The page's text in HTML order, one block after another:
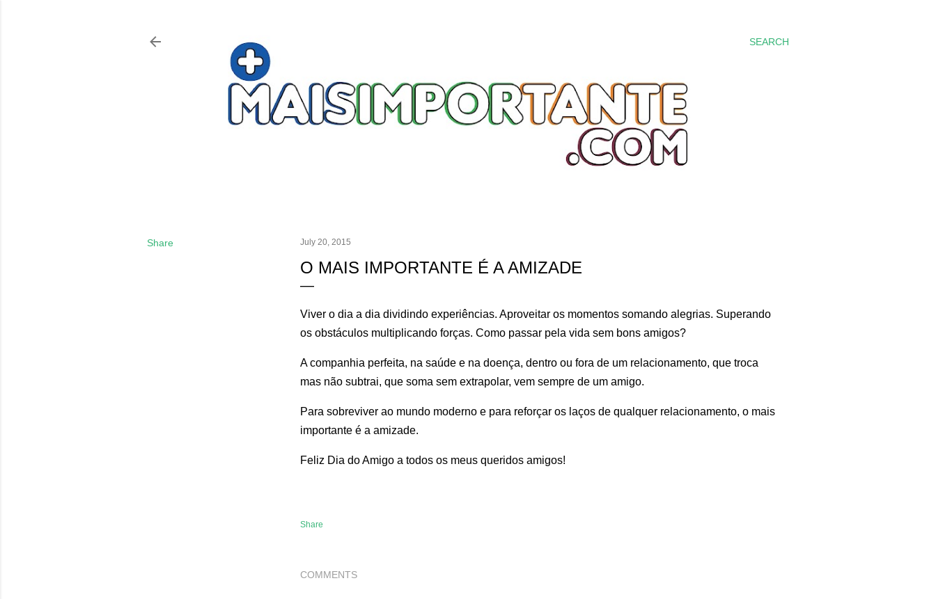
SEARCH
Share July 20, 2015
O MAIS IMPORTANTE É A AMIZADE
Viver o dia a dia dividindo experiências. Aproveitar os momentos somando alegrias. Superando
os obstáculos multiplicando forças. Como passar pela vida sem bons amigos?
A companhia perfeita, na saúde e na doença, dentro ou fora de um relacionamento, que troca
mas não subtrai, que soma sem extrapolar, vem sempre de um amigo.
Para sobreviver ao mundo moderno e para reforçar os laços de qualquer relacionamento, o mais
importante é a amizade.
Feliz Dia do Amigo a todos os meus queridos amigos!
Share
COMMENTS